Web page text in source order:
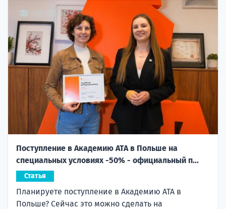
Поступление в Академию ATA в Польше на
специальных условиях -50% - официальный п...
Статья
Планируете поступление в Академию ATA в
Польше? Сейчас это можно сделать на